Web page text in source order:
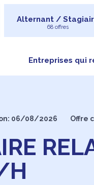
Alternant /
68 offres
Entreprises qui
06/08/2026 Offre
H